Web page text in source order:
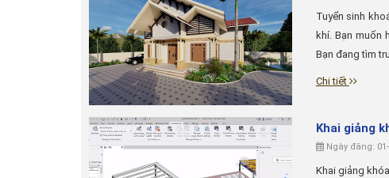
Tuyển sinh
khí. Bạn muốn
Bạn đang tìm
Chi tiết
Khai giảng
Ngày đăng: 01-
Khai giảng